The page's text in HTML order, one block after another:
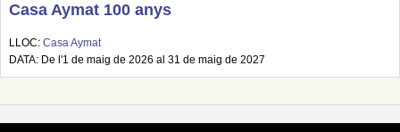
Casa Aymat 100 anys
LLOC: Casa Aymat
DATA: De l'1 de maig de 2026 al 31 de maig de 2027